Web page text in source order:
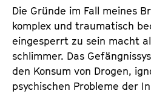
Die Gründe im Fall meines
komplex und traumatisch
eingesperrt zu sein macht
schlimmer. Das
den Konsum von Drogen,
psychischen Probleme der